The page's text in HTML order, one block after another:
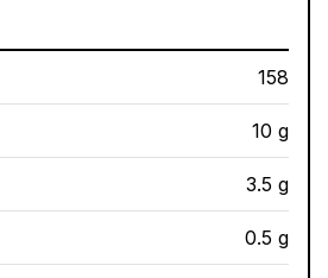
158
10 g
3.5 g
0.5 g